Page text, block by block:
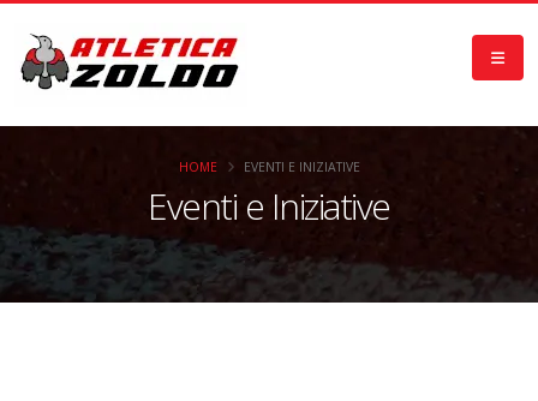
Eventi e Iniziative
HOME EVENTI E INIZIATIVE